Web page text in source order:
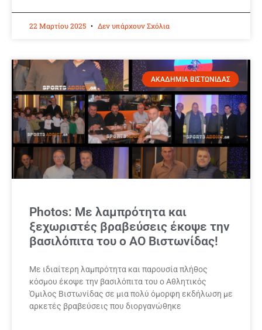
22 Μαρτίου 2025 Δεν υπάρχουν Σχόλια
ΑΚΑΔΗΜΙΑ ΒΙΣΤΩΝΙΔΑΣ
Photos: Με λαμπρότητα και
ξεχωριστές βραβεύσεις έκοψε την
βασιλόπιτα του ο ΑΟ Βιστωνίδας!
Με ιδιαίτερη λαμπρότητα και παρουσία πλήθος
κόσμου έκοψε την βασιλόπιτα του ο Αθλητικός
Όμιλος Βιστωνίδας σε μια πολύ όμορφη εκδήλωση με
αρκετές βραβεύσεις που διοργανώθηκε